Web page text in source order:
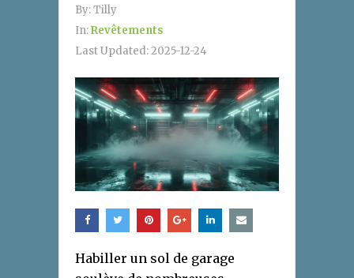
By:Tilly
In:Revêtements
Last Updated:2025-12-24
Habiller un sol de garage